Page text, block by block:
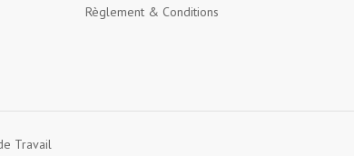
Règlement & Conditions
Travail